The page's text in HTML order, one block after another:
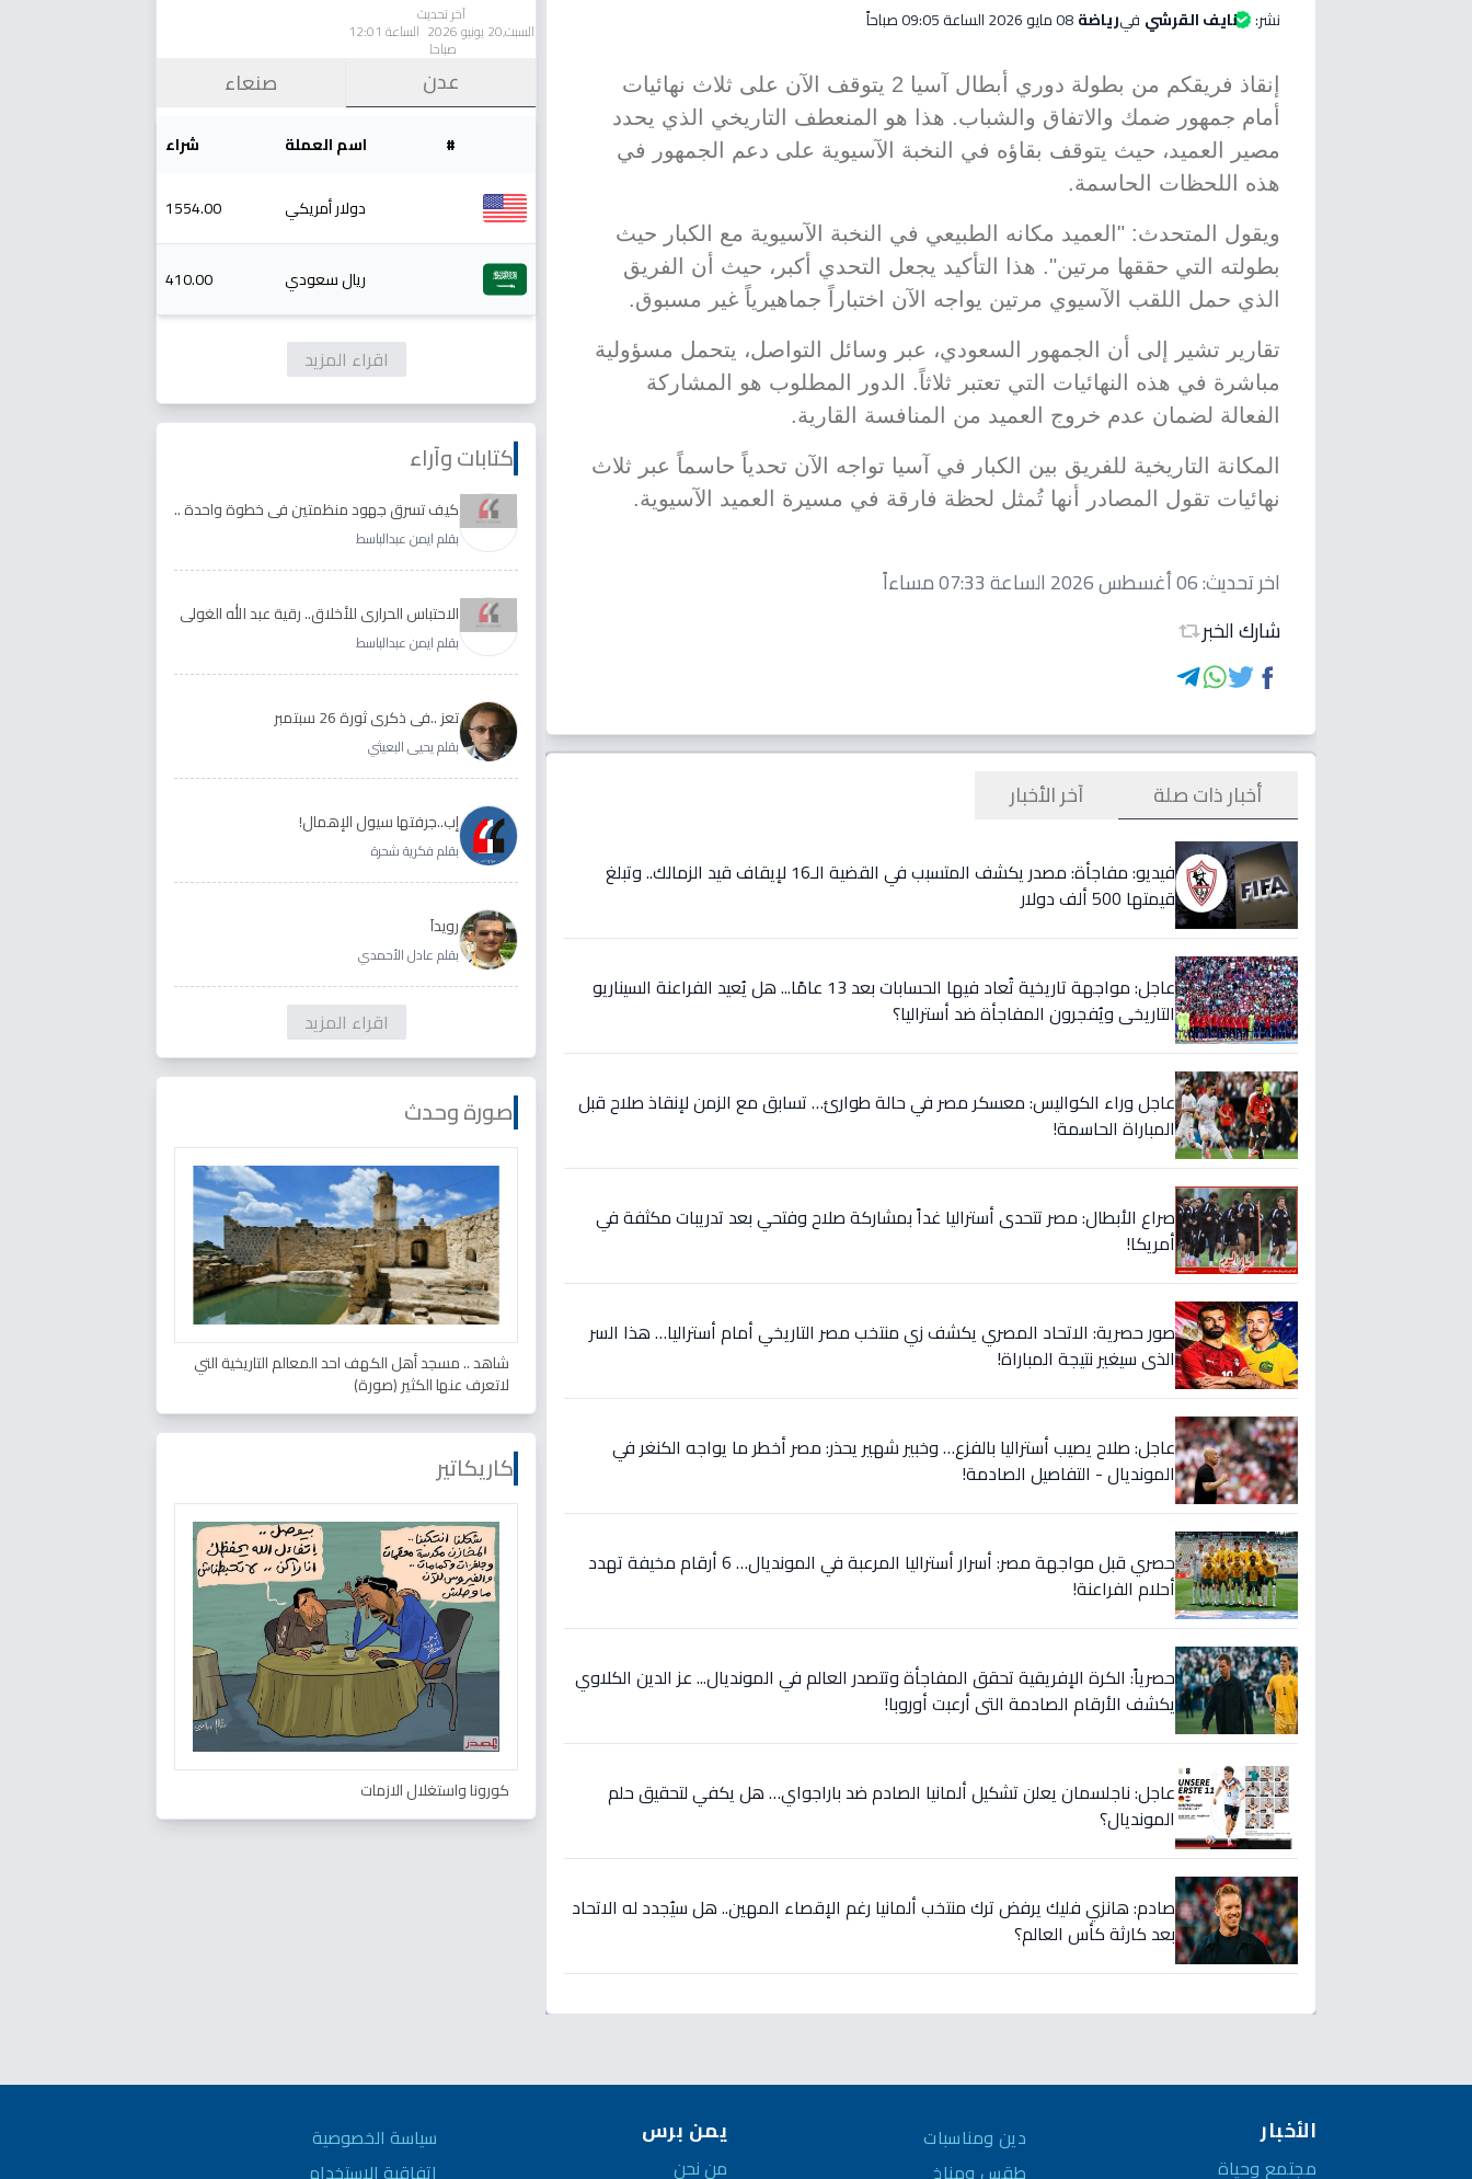
نشر: نايف القرشي فيرياضة08 مايو 2026 الساعة 09:05 صباحاً
إنقاذ فريقكم من بطولة دوري أبطال آسيا 2 يتوقف الآن على ثلاث نهائيات
أمام جمهور ضمك والاتفاق والشباب. هذا هو المنعطف التاريخي الذي يحدد
مصير العميد، حيث يتوقف بقاؤه في النخبة الآسيوية على دعم الجمهور في
هذه اللحظات الحاسمة.
ويقول المتحدث: "العميد مكانه الطبيعي في النخبة الآسيوية مع الكبار حيث
بطولته التي حققها مرتين". هذا التأكيد يجعل التحدي أكبر، حيث أن الفريق
الذي حمل اللقب الآسيوي مرتين يواجه الآن اختباراً جماهيرياً غير مسبوق.
تقارير تشير إلى أن الجمهور السعودي، عبر وسائل التواصل، يتحمل مسؤولية
مباشرة في هذه النهائيات التي تعتبر ثلاثاً. الدور المطلوب هو المشاركة
الفعالة لضمان عدم خروج العميد من المنافسة القارية.
المكانة التاريخية للفريق بين الكبار في آسيا تواجه الآن تحدياً حاسماً عبر ثلاث
نهائيات تقول المصادر أنها تُمثل لحظة فارقة في مسيرة العميد الآسيوية.
اخر تحديث:06 أغسطس 2026 الساعة 07:33 مساءاً
شارك الخبر
أخبار ذات صلة آخر الأخبار
فيديو: مفاجأة: مصدر يكشف المتسبب في القضية الـ16 لإيقاف قيد الزمالك.. وتبلغ
قيمتها 500 ألف دولار
عاجل: مواجهة تاريخية تُعاد فيها الحسابات بعد 13 عامًا... هل يُعيد الفراعنة السيناريو
التاريخي ويُفجرون المفاجأة ضد أستراليا؟
عاجل وراء الكواليس: معسكر مصر في حالة طوارئ… تسابق مع الزمن لإنقاذ صلاح قبل
المباراة الحاسمة!
صراع الأبطال: مصر تتحدى أستراليا غداً بمشاركة صلاح وفتحي بعد تدريبات مكثفة في
أمريكا!
صور حصرية: الاتحاد المصري يكشف زي منتخب مصر التاريخي أمام أستراليا… هذا السر
الذي سيغير نتيجة المباراة!
عاجل: صلاح يصيب أستراليا بالفزع… وخبير شهير يحذر: مصر أخطر ما يواجه الكنغر في
المونديال - التفاصيل الصادمة!
حصري قبل مواجهة مصر: أسرار أستراليا المرعبة في المونديال… 6 أرقام مخيفة تهدد
أحلام الفراعنة!
حصرياً: الكرة الإفريقية تحقق المفاجأة وتتصدر العالم في المونديال... عز الدين الكلاوي
يكشف الأرقام الصادمة التي أرعبت أوروبا!
عاجل: ناجلسمان يعلن تشكيل ألمانيا الصادم ضد باراجواي… هل يكفي لتحقيق حلم
المونديال؟
صادم: هانزي فليك يرفض ترك منتخب ألمانيا رغم الإقصاء المهين.. هل سيُجدد له الاتحاد
بعد كارثة كأس العالم؟
آخر تحديث
السبت,20 يونيو 2026 الساعة 12:01
صباحا
عدن صنعاء
# اسم العملة شراء
دولار أمريكي 1554.00
ريال سعودي 410.00
اقراء المزيد
كتابات وآراء
كيف تسرق جهود منظمتين في خطوة واحدة ..
الأجابة لدى رقية عبد الله الغولي وغدير طيره
بقلم ايمن عبدالباسط
الاحتباس الحراري للأخلاق.. رقية عبد الله الغولي
وغدير طيره نموذجا
بقلم ايمن عبدالباسط
تعز ..في ذكرى ثورة 26 سبتمبر
بقلم يحيى البعيثي
إب..جرفتها سيول الإهمال!
بقلم فكرية شحرة
رويداَ
بقلم عادل الأحمدي
اقراء المزيد
صورة وحدث
شاهد .. مسجد أهل الكهف احد المعالم التاريخية التي
لاتعرف عنها الكثير (صورة)
كاريكاتير
كورونا واستغلال الازمات
الأخبار
مجتمع وحياة
دين ومناسبات
طقس ومناخ
يمن برس
من نحن
سياسة الخصوصية
اتفاقية الاستخدام